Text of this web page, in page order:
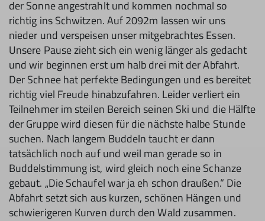
der Sonne angestrahlt und kommen nochmal so
richtig ins Schwitzen. Auf 2092m lassen wir uns
nieder und verspeisen unser mitgebrachtes Essen.
Unsere Pause zieht sich ein wenig länger als gedacht
und wir beginnen erst um halb drei mit der Abfahrt.
Der Schnee hat perfekte Bedingungen und es bereitet
richtig viel Freude hinabzufahren. Leider verliert ein
Teilnehmer im steilen Bereich seinen Ski und die Hälfte
der Gruppe wird diesen für die nächste halbe Stunde
suchen. Nach langem Buddeln taucht er dann
tatsächlich noch auf und weil man gerade so in
Buddelstimmung ist, wird gleich noch eine Schanze
gebaut. „Die Schaufel war ja eh schon draußen.“ Die
Abfahrt setzt sich aus kurzen, schönen Hängen und
schwierigeren Kurven durch den Wald zusammen.